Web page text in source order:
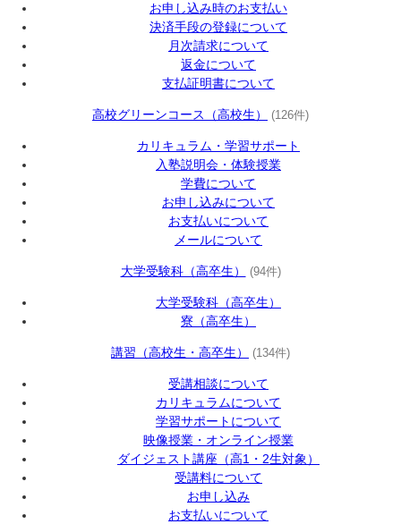
お申し込み時のお支払い
決済手段の登録について
月次請求について
返金について
支払証明書について
高校グリーンコース（高校生） (126件)
カリキュラム・学習サポート
入塾説明会・体験授業
学費について
お申し込みについて
お支払いについて
メールについて
大学受験科（高卒生） (94件)
大学受験科（高卒生）
寮（高卒生）
講習（高校生・高卒生） (134件)
受講相談について
カリキュラムについて
学習サポートについて
映像授業・オンライン授業
ダイジェスト講座（高1・2生対象）
受講料について
お申し込み
お支払いについて